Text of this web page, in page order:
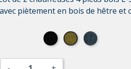
piètement en bois de hêtre et
tissu noirtissu verttissu bleu